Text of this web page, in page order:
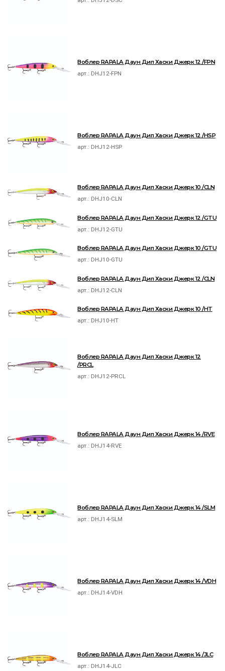
Воблер RAPALA Даун Дип Хаски Джерк 12 /FPN
арт.: DHJ12-FPN
Воблер RAPALA Даун Дип Хаски Джерк 12 /HSP
арт.: DHJ12-HSP
Воблер RAPALA Даун Дип Хаски Джерк 10 /CLN
арт.: DHJ10-CLN
Воблер RAPALA Даун Дип Хаски Джерк 12 /GTU
арт.: DHJ12-GTU
Воблер RAPALA Даун Дип Хаски Джерк 10 /GTU
арт.: DHJ10-GTU
Воблер RAPALA Даун Дип Хаски Джерк 12 /CLN
арт.: DHJ12-CLN
Воблер RAPALA Даун Дип Хаски Джерк 10 /HT
арт.: DHJ10-HT
Воблер RAPALA Даун Дип Хаски Джерк 12
/PRCL
арт.: DHJ12-PRCL
Воблер RAPALA Даун Дип Хаски Джерк 14 /RVE
арт.: DHJ14-RVE
Воблер RAPALA Даун Дип Хаски Джерк 14 /SLM
арт.: DHJ14-SLM
Воблер RAPALA Даун Дип Хаски Джерк 14 /VDH
арт.: DHJ14-VDH
Воблер RAPALA Даун Дип Хаски Джерк 14 /JLC
арт.: DHJ14-JLC